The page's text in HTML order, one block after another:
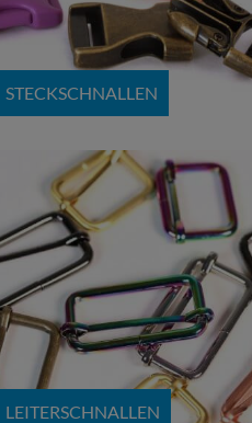
STECKSCHNALLEN
LEITERSCHNALLEN